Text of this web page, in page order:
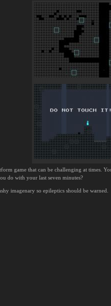
game that can be challenging at times.
do with your last seven minutes?
imagenary so epileptics should be warned.